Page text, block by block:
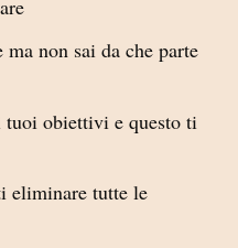
non sai da che parte
obiettivi e questo ti
eliminare tutte le